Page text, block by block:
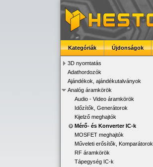
Kategóriák Újdonságok
3D nyomtatás
Adathordozók
Ajándékok, ajándékutalványok
Analóg áramkörök
Audio - Video áramkörök
Időzítők, Generátorok
Kijelző meghajtók
Mérő- és Konverter IC-k
MOSFET meghajtók
Műveleti erősítők, Komparátorok
RF áramkörök
Tápegység IC-k